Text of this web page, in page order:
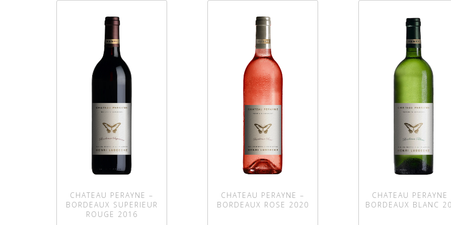
CHATEAU PERAYNE –
BORDEAUX SUPERIEUR
ROUGE 2016
CHATEAU PERAYNE –
BORDEAUX ROSE 2020
CHATEAU PERAYNE
BORDEAUX BLANC